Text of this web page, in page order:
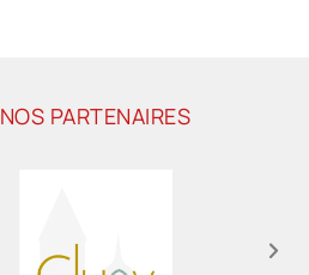
NOS PARTENAIRES